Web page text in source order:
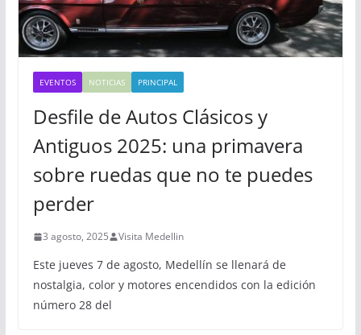
EVENTOS NOTICIAS PRINCIPAL
Desfile de Autos Clásicos y
Antiguos 2025: una primavera
sobre ruedas que no te puedes
perder
3 agosto, 2025 Visita Medellin
Este jueves 7 de agosto, Medellín se llenará de
nostalgia, color y motores encendidos con la edición
número 28 del